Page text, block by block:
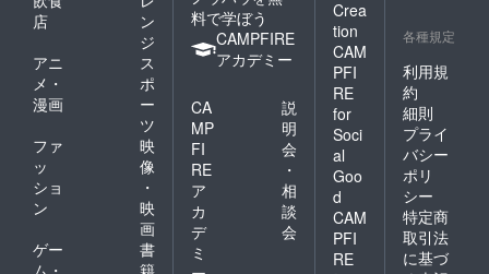
店
ン
ジ
アニ
メ・
漫画
ス
ポ
ー
ツ
ファ
ッ
ショ
ン
映
像
・
映
画
ゲー
ム・
書
籍
料で学ぼう
CAMPFIRE
アカデミー
CA
MP
FI
RE
ア
カ
デ
ミ
説
明
会
・
相
談
会
Crea
tion
CAM
PFI
RE
for
Soci
al
Goo
d
CAM
PFI
RE
各種規定
利用規
約
細則
プライ
バシー
ポリ
シー
特定商
取引法
に基づ